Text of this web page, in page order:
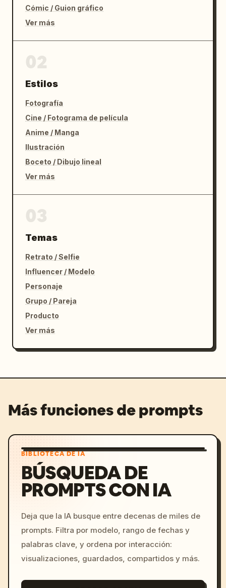
Cómic / Guion gráfico
Ver más
Estilos
Fotografía
Cine / Fotograma de película
Anime / Manga
Ilustración
Boceto / Dibujo lineal
Ver más
Temas
Retrato / Selfie
Influencer / Modelo
Personaje
Grupo / Pareja
Producto
Ver más
Más funciones de prompts
BIBLIOTECA DE IA
BÚSQUEDA DE
PROMPTS CON IA
Deja que la IA busque entre decenas de miles de
prompts. Filtra por modelo, rango de fechas y
palabras clave, y ordena por interacción:
visualizaciones, guardados, compartidos y más.